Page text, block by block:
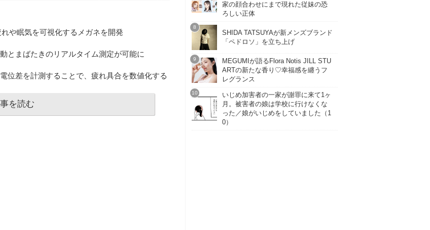
れや眠気を可視化するメガネを開発
とまばたきのリアルタイム測定が可能に
位差を計測することで、疲れ具合を数値化する
を読む
家の顔合わせにまで現れた従妹の恐
ろしい正体
SHIDA TATSUYAが新メンズブランド
「ペドロソ」を立ち上げ
MEGUMIが語るFlora Notis JILL STU
ARTの新たな香り♡幸福感を纏うフ
レグランス
いじめ加害者の一家が謝罪に来て1ヶ
月。被害者の娘は学校に行けなくな
った／娘がいじめをしていました（1
0）